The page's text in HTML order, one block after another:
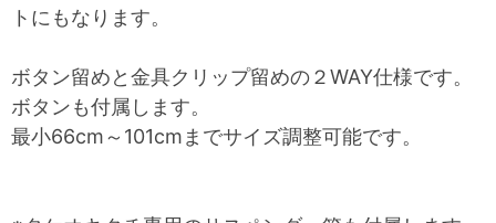
トにもなります。
ボタン留めと金具クリップ留めの２WAY仕様です。
ボタンも付属します。
最小66cm～101cmまでサイズ調整可能です。